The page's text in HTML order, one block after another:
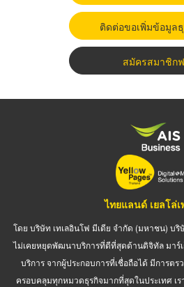
ติดต่อขอเพิ่มข้อมูล
สมัครสมาชิก
ไทยแลนด์ เยลโล่เ
โดย บริษัท เทเลอินโฟ มีเดีย จำกัด (มหาชน) บริ
ไม่เคยหยุดพัฒนาบริการที่ดีที่สุดด้านดิจิทัล มาร์
บริการ จากผู้ประกอบการที่เชื่อถือได้ มีการต
ครอบคลุมทุกหมวดธุรกิจมากที่สุดในประเทศ เ